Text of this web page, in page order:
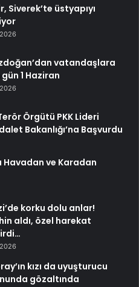
Siverek’te üstyapıyı
vatandaşlara
gün 1 Haziran
Örgütü PKK Lideri
Bakanlığı’na Başvurdu
Havadan ve Karadan
korku dolu anlar!
aldı, özel harekat
kızı da uyuşturucu
gözaltında